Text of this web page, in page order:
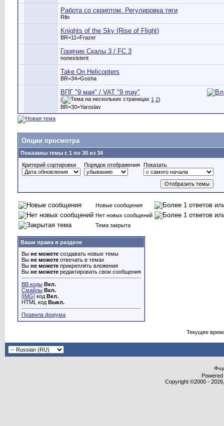
Работа со скриптом. Регулировка тяги
Rilo
Knights of the Sky (Rise of Flight)
BR=11=Frazer
Горячие Скалы 3 / FC 3
nonexistent
Take On Helicopters
BR=34=Gosha
ВПГ "9 мая" / VAT "9 may"
( 1 2)
BR=30=Yaroslav
Опции просмотра
Показаны темы с 1 по 30 из 34
Критерий сортировки
Порядок отображения Показать
Новые сообщения
Нет новых сообщений
Тема закрыта
Ваши права в разделе
Вы не можете создавать новые темы
Вы не можете отвечать в темах
Вы не можете прикреплять вложения
Вы не можете редактировать свои сообщения
BB коды Вкл.
Смайлы Вкл.
[IMG] код Вкл.
HTML код Выкл.
Правила форума
Текущее
Copyright ©2000 -